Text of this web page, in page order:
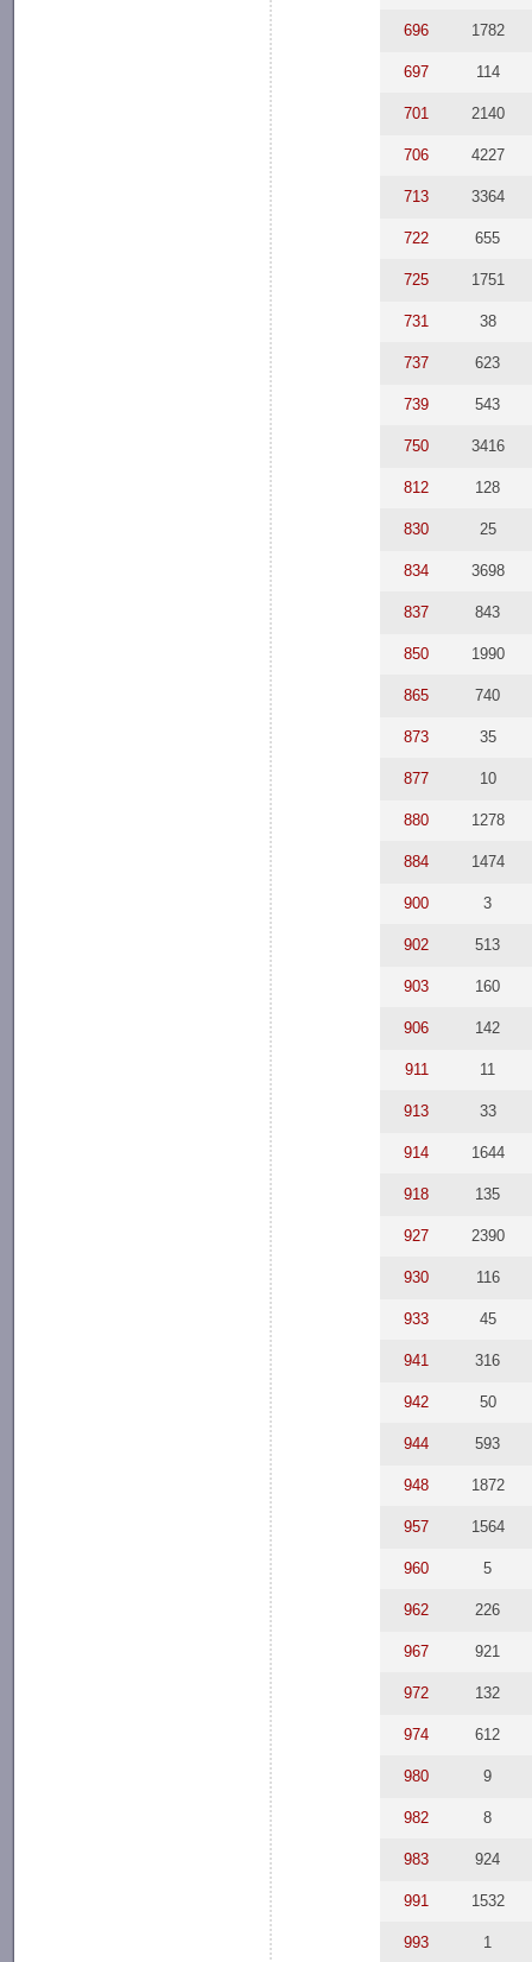
696 1782
697 114
701 2140
706 4227
713 3364
722 655
725 1751
731 38
737 623
739 543
750 3416
812 128
830 25
834 3698
837 843
850 1990
865 740
873 35
877 10
880 1278
884 1474
900 3
902 513
903 160
906 142
911 11
913 33
914 1644
918 135
927 2390
930 116
933 45
941 316
942 50
944 593
948 1872
957 1564
960 5
962 226
967 921
972 132
974 612
980 9
982 8
983 924
991 1532
993 1